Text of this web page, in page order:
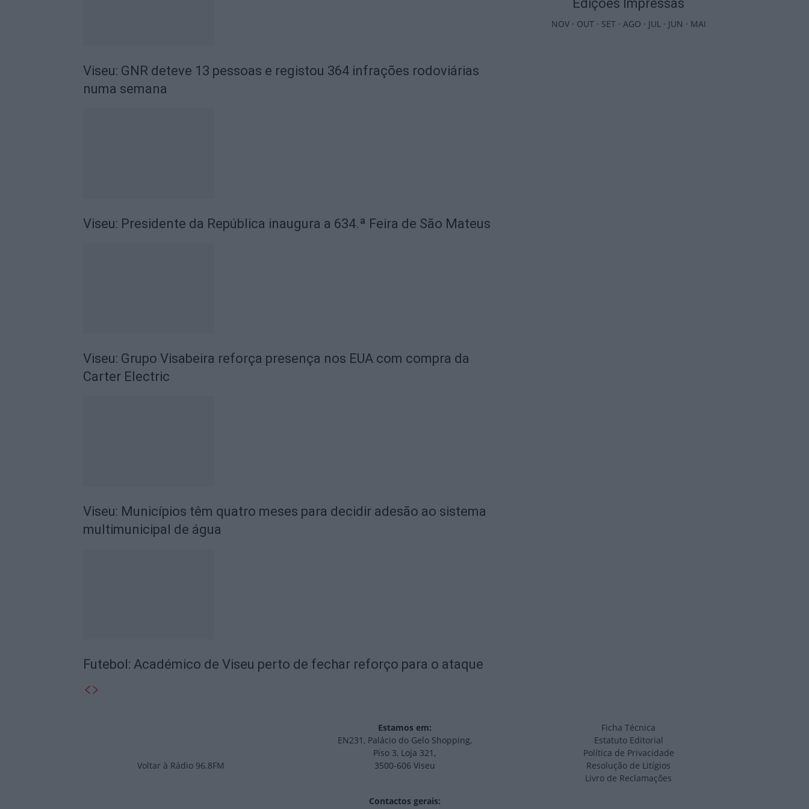
Viseu: GNR deteve 13 pessoas e registou 364 infrações rodoviárias
numa semana
Viseu: Presidente da República inaugura a 634.ª Feira de São Mateus
Viseu: Grupo Visabeira reforça presença nos EUA com compra da
Carter Electric
Viseu: Municípios têm quatro meses para decidir adesão ao sistema
multimunicipal de água
Futebol: Académico de Viseu perto de fechar reforço para o ataque
Edições Impressas
NOV· OUT· SET· AGO · JUL· JUN · MAI
Voltar à Rádio 96.8FM
Estamos em:
EN231, Palácio do Gelo Shopping,
Piso 3, Loja 321,
3500-606 Viseu
Contactos gerais:
Ficha Técnica
Estatuto Editorial
Política de Privacidade
Resolução de Litígios
Livro de Reclamações